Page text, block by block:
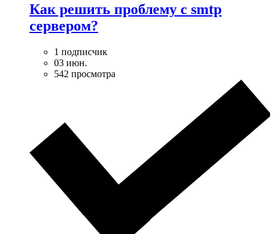
Как решить проблему с smtp
сервером?
1 подписчик
03 июн.
542 просмотра